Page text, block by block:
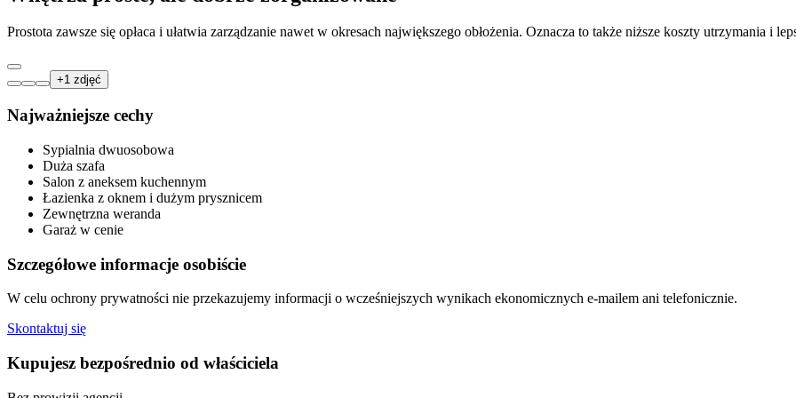
Prostota zawsze się opłaca i ułatwia zarządzanie nawet w okresach największego obłożenia. Oznacza to także niższe koszty utrzymania i
+1 zdjęć
Najważniejsze cechy
Sypialnia dwuosobowa
Duża szafa
Salon z aneksem kuchennym
Łazienka z oknem i dużym prysznicem
Zewnętrzna weranda
Garaż w cenie
Szczegółowe informacje osobiście
W celu ochrony prywatności nie przekazujemy informacji o wcześniejszych wynikach ekonomicznych e-mailem ani telefonicznie.
Skontaktuj się
Kupujesz bezpośrednio od właściciela